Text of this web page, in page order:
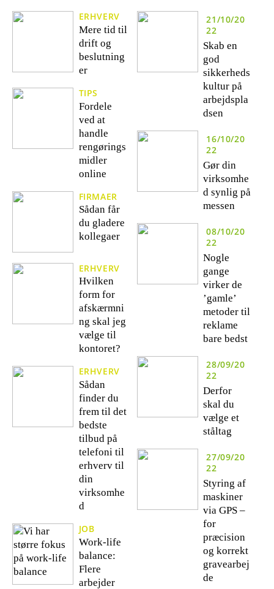
ERHVERV
Mere tid til
drift og
beslutning
er
TIPS
Fordele
ved at
handle
rengørings
midler
online
FIRMAER
Sådan får
du gladere
kollegaer
ERHVERV
Hvilken
form for
afskærmni
ng skal jeg
vælge til
kontoret?
ERHVERV
Sådan
finder du
frem til det
bedste
tilbud på
telefoni til
erhverv til
din
virksomhe
d
JOB
Work-life
balance:
Flere
arbejder
21/10/20
22
Skab en
god
sikkerheds
kultur på
arbejdspla
dsen
16/10/20
22
Gør din
virksomhe
d synlig på
messen
08/10/20
22
Nogle
gange
virker de
’gamle’
metoder til
reklame
bare bedst
28/09/20
22
Derfor
skal du
vælge et
ståltag
27/09/20
22
Styring af
maskiner
via GPS –
for
præcision
og korrekt
gravearbej
de